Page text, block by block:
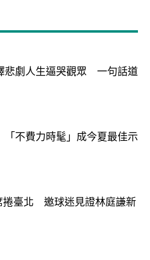
悲劇人生逼哭觀眾 一句話道
不費力時髦」成今夏最佳示
捲臺北 邀球迷見證林庭謙新